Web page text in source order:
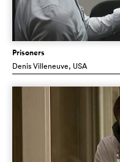
Prisoners
Denis Villeneuve, USA